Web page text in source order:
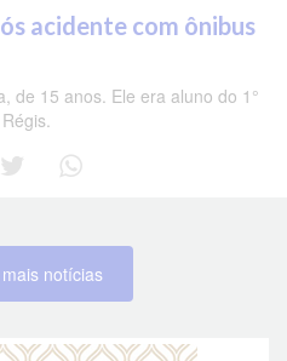
acidente com ônibus
de 15 anos. Ele era aluno do 1°
notícias